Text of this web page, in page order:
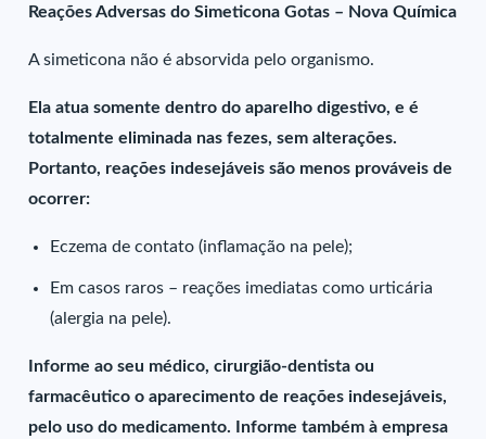
Reações Adversas do Simeticona Gotas – Nova Química
A simeticona não é absorvida pelo organismo.
Ela atua somente dentro do aparelho digestivo, e é
totalmente eliminada nas fezes, sem alterações.
Portanto, reações indesejáveis são menos prováveis de
ocorrer:
Eczema de contato (inflamação na pele);
Em casos raros – reações imediatas como urticária
(alergia na pele).
Informe ao seu médico, cirurgião-dentista ou
farmacêutico o aparecimento de reações indesejáveis,
pelo uso do medicamento. Informe também à empresa